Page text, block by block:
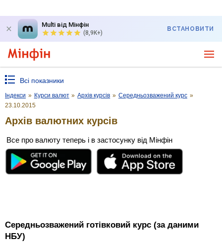
Multi від Мінфін
(8,9K+)
ВСТАНОВИТИ
Всі показники
Індекси » Курси валют » Архів курсів » Середньозважений курс »
23.10.2015
Архів валютних курсів
Все про валюту теперь і в застосунку від Мінфін
Середньозважений готівковий курс (за даними
НБУ)